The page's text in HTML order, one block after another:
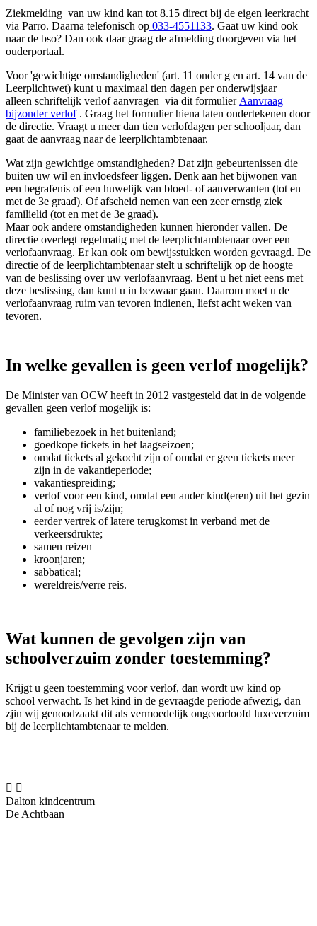
Ziekmelding van uw kind kan tot 8.15 direct bij de eigen leerkracht
via Parro. Daarna telefonisch op 033-4551133. Gaat uw kind ook
naar de bso? Dan ook daar graag de afmelding doorgeven via het
ouderportaal.
Voor 'gewichtige omstandigheden' (art. 11 onder g en art. 14 van de
Leerplichtwet) kunt u maximaal tien dagen per onderwijsjaar
alleen schriftelijk verlof aanvragen via dit formulier Aanvraag
bijzonder verlof. Graag het formulier hiena laten ondertekenen door
de directie. Vraagt u meer dan tien verlofdagen per schooljaar, dan
gaat de aanvraag naar de leerplichtambtenaar.
Wat zijn gewichtige omstandigheden? Dat zijn gebeurtenissen die
buiten uw wil en invloedsfeer liggen. Denk aan het bijwonen van
een begrafenis of een huwelijk van bloed- of aanverwanten (tot en
met de 3e graad). Of afscheid nemen van een zeer ernstig ziek
familielid (tot en met de 3e graad).
Maar ook andere omstandigheden kunnen hieronder vallen. De
directie overlegt regelmatig met de leerplichtambtenaar over een
verlofaanvraag. Er kan ook om bewijsstukken worden gevraagd. De
directie of de leerplichtambtenaar stelt u schriftelijk op de hoogte
van de beslissing over uw verlofaanvraag. Bent u het niet eens met
deze beslissing, dan kunt u in bezwaar gaan. Daarom moet u de
verlofaanvraag ruim van tevoren indienen, liefst acht weken van
tevoren.
In welke gevallen is geen verlof mogelijk?
De Minister van OCW heeft in 2012 vastgesteld dat in de volgende
gevallen geen verlof mogelijk is:
familiebezoek in het buitenland;
goedkope tickets in het laagseizoen;
omdat tickets al gekocht zijn of omdat er geen tickets meer
zijn in de vakantieperiode;
vakantiespreiding;
verlof voor een kind, omdat een ander kind(eren) uit het gezin
al of nog vrij is/zijn;
eerder vertrek of latere terugkomst in verband met de
verkeersdrukte;
samen reizen
kroonjaren;
sabbatical;
wereldreis/verre reis.
Wat kunnen de gevolgen zijn van
schoolverzuim zonder toestemming?
Krijgt u geen toestemming voor verlof, dan wordt uw kind op
school verwacht. Is het kind in de gevraagde periode afwezig, dan
zjin wij genoodzaakt dit als vermoedelijk ongeoorloofd luxeverzuim
bij de leerplichtambtenaar te melden.
 
Dalton kindcentrum
De Achtbaan